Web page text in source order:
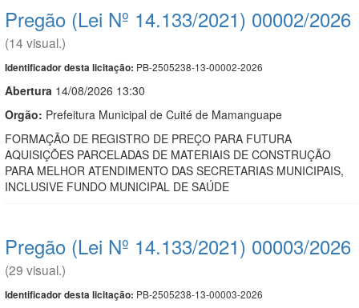
Pregão (Lei Nº 14.133/2021) 00002/2026
(14 visual.)
Identificador desta licitação: PB-2505238-13-00002-2026
Abertura 14/08/2026 13:30
Orgão: Prefeitura Municipal de Cuité de Mamanguape
FORMAÇÃO DE REGISTRO DE PREÇO PARA FUTURA
AQUISIÇÕES PARCELADAS DE MATERIAIS DE CONSTRUÇÃO
PARA MELHOR ATENDIMENTO DAS SECRETARIAS MUNICIPAIS,
INCLUSIVE FUNDO MUNICIPAL DE SAÚDE
Pregão (Lei Nº 14.133/2021) 00003/2026
(29 visual.)
Identificador desta licitação: PB-2505238-13-00003-2026